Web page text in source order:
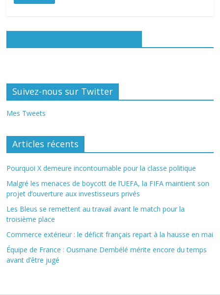
Suivez-nous sur Twitter
Mes Tweets
Articles récents
Pourquoi X demeure incontournable pour la classe politique
Malgré les menaces de boycott de l’UEFA, la FIFA maintient son
projet d’ouverture aux investisseurs privés
Les Bleus se remettent au travail avant le match pour la
troisième place
Commerce extérieur : le déficit français repart à la hausse en mai
Équipe de France : Ousmane Dembélé mérite encore du temps
avant d’être jugé